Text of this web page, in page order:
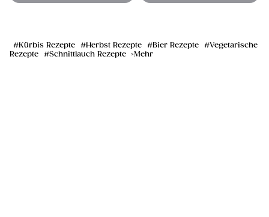
Kürbis Rezepte Herbst Rezepte Bier Rezepte
Vegetarische
Rezepte
Schnittlauch Rezepte Mehr